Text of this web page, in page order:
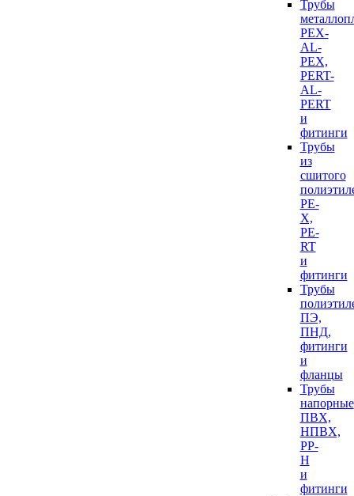
Трубы
PEX-
AL-
PEX,
PERT-
AL-
PERT
и
фитинги
Трубы
из
сшитого
PE-
X,
PE-
RT
и
фитинги
Трубы
ПЭ,
ПНД,
фитинги
и
фланцы
Трубы
напорные
ПВХ,
НПВХ,
PP-
H
и
фитинги